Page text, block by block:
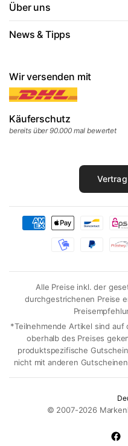
Über uns
News & Tipps
Wir versenden mit
Käuferschutz
bereits über 90.000 mal bewertet
Alle Preise inkl. der
durchgestrichenen Preise
*Teilnehmende Artikel sind
oberhalb des Preises
produktspezifische
nicht mit anderen
© 2007-2026